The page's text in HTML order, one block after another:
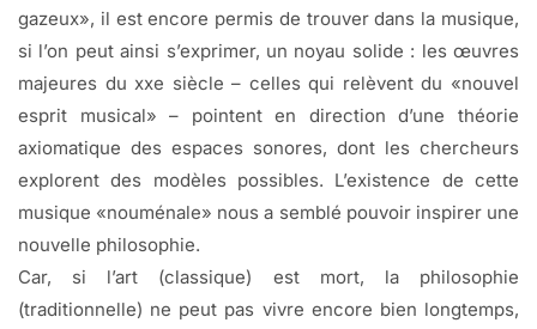
gazeux», il est encore permis de trouver dans la musique,
si l’on peut ainsi s’exprimer, un noyau solide : les œuvres
majeures du xxe siècle – celles qui relèvent du «nouvel
esprit musical» – pointent en direction d’une théorie
axiomatique des espaces sonores, dont les chercheurs
explorent des modèles possibles. L’existence de cette
musique «nouménale» nous a semblé pouvoir inspirer une
nouvelle philosophie.
Car, si l’art (classique) est mort, la philosophie
(traditionnelle) ne peut pas vivre encore bien longtemps,